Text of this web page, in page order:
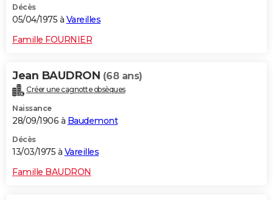
Décès
05/04/1975 à Vareilles
Famille FOURNIER
Jean BAUDRON (68 ans)
Créer une cagnotte obsèques
Naissance
28/09/1906 à Baudemont
Décès
13/03/1975 à Vareilles
Famille BAUDRON